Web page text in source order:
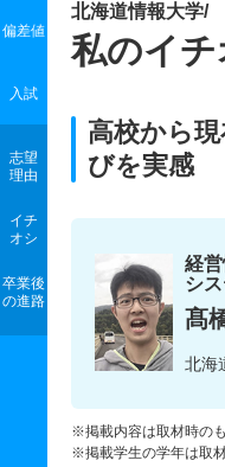
偏差値
入試
志望
理由
イチ
オシ
卒業後
の進路
北海道情報大学/
私のイチ
高校から
びを実感
経
シ
髙
北海
※掲載内容は取材時の
※掲載学生の学年は取